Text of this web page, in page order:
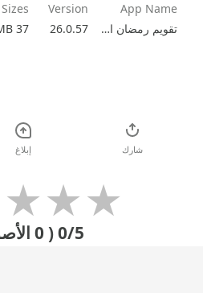
App Name
تقويم رمضان امساكية رمضان 2026
Version
26.0.57
Sizes
37 MB
شارك إبلاغ
★
★
★
0/5( 0 الأصوات )